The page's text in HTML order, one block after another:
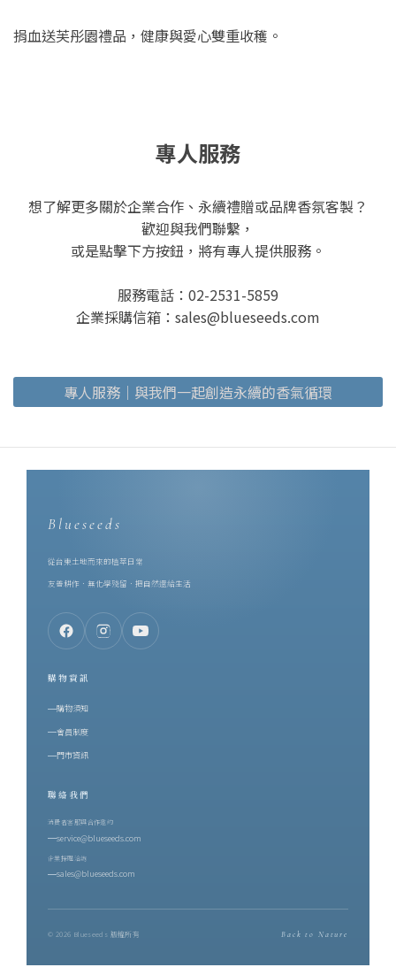
捐血送芙彤園禮品，健康與愛心雙重收穫。
專人服務
想了解更多關於企業合作、永續禮贈或品牌香氛客製？
歡迎與我們聯繫，
或是點擊下方按鈕，將有專人提供服務。
服務電話：02-2531-5859
企業採購信箱：sales@blueseeds.com
專人服務｜與我們一起創造永續的香氣循環
Blueseeds
從台東土地而來的植萃日常
友善耕作．無化學殘留．把自然還給生活
購物資訊
購物須知
會員制度
門市資訊
聯絡我們
消費者客服與合作邀約
service@blueseeds.com
企業採購洽詢
sales@blueseeds.com
© 2026 Blueseeds 版權所有 Back to Nature